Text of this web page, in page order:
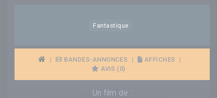
Fantastique
| BANDES-ANNONCES | AFFICHES
|
AVIS (0)
Un film de :